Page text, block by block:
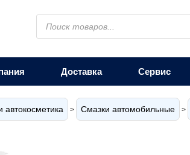
Поиск
товаров
Доставка Сервис
автокосметика > Смазки автомобильные >